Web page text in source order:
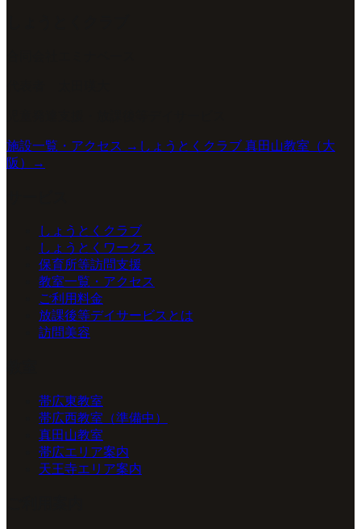
施設一覧・アクセス → しょうとくクラブ 真田山教室 （大
阪 ）→
しょうとくクラブ
しょうとくワークス
保育所等訪問支援
教室一覧・アクセス
ご利用料金
放課後等デイサービスとは
訪問美容
帯広東教室
帯広西教室（準備中）
真田山教室
帯広エリア案内
天王寺エリア案内